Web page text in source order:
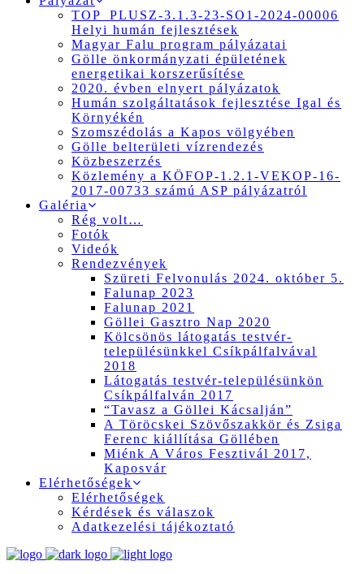
TOP_PLUSZ-3.1.3-23-SO1-2024-00006
Helyi humán fejlesztések
Magyar Falu program pályázatai
Gölle önkormányzati épületének
energetikai korszerűsítése
2020. évben elnyert pályázatok
Humán szolgáltatások fejlesztése Igal és
Környékén
Szomszédolás a Kapos völgyében
Gölle belterületi vízrendezés
Közbeszerzés
Közlemény a KÖFOP-1.2.1-VEKOP-16-
2017-00733 számú ASP pályázatról
Galéria
Rég volt…
Fotók
Videók
Rendezvények
Szüreti Felvonulás 2024. október 5.
Falunap 2023
Falunap 2021
Göllei Gasztro Nap 2020
Kölcsönös látogatás testvér-
településünkkel Csíkpálfalvával
2018
Látogatás testvér-településünkön
Csíkpálfalván 2017
“Tavasz a Göllei Kácsalján”
A Töröcskei Szövőszakkör és Zsiga
Ferenc kiállítása Göllében
Miénk A Város Fesztivál 2017,
Kaposvár
Elérhetőségek
Elérhetőségek
Kérdések és válaszok
Adatkezelési tájékoztató